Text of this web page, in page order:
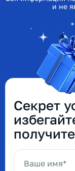
и не
Секрет